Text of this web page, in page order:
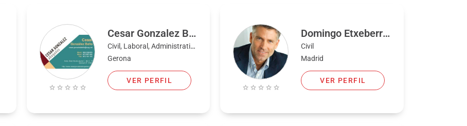
Cesar Gonzalez Bello
Civil, Laboral, Administrativo, Familia, Penal
Gerona
VER PERFIL
Domingo Etxeberria
Civil
Madrid
VER PERFIL